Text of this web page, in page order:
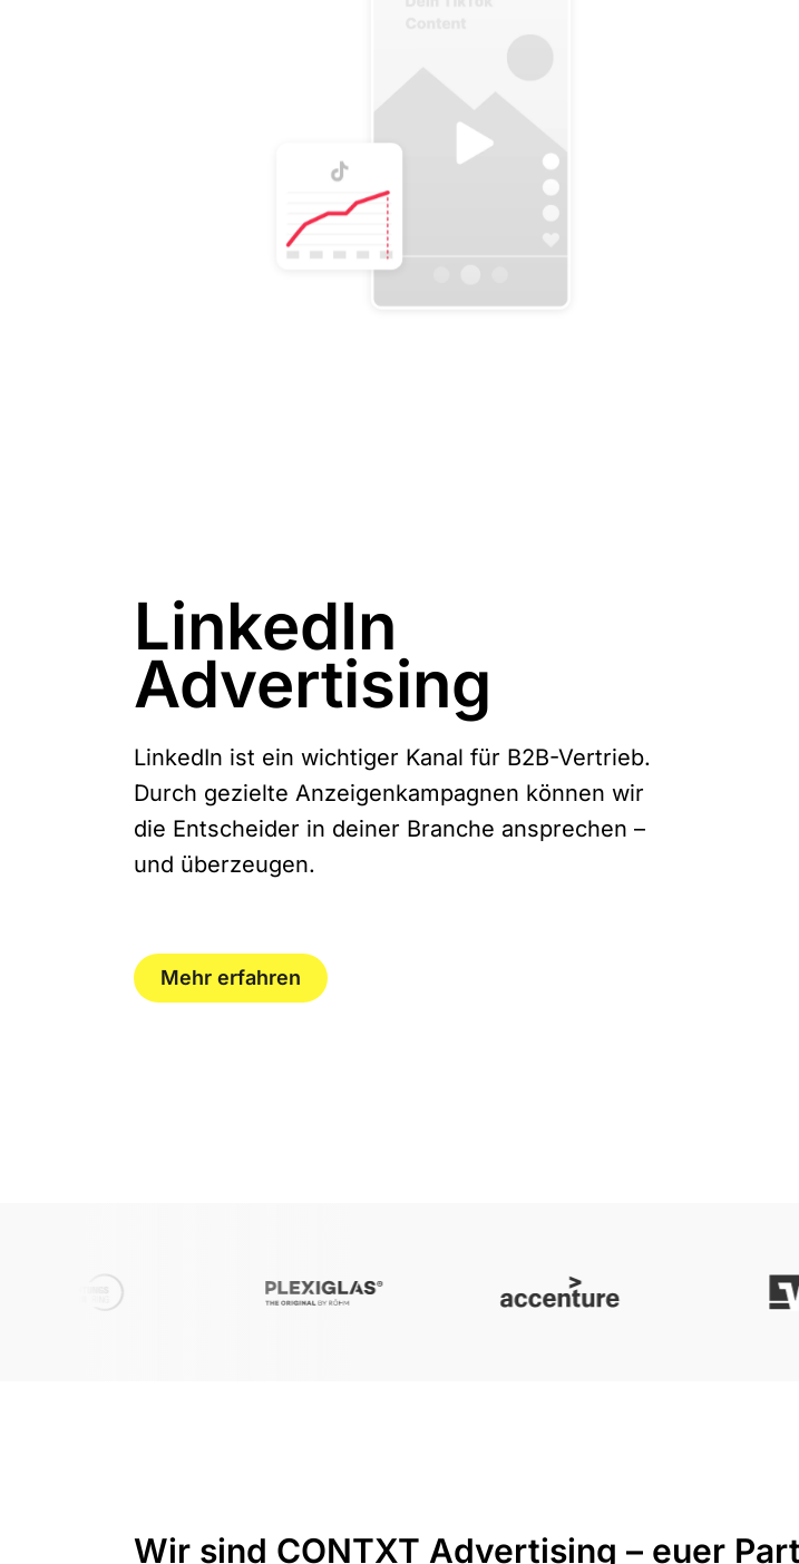
LinkedIn
Advertising
LinkedIn ist ein wichtiger Kanal für B2B-Vertrieb.
Durch gezielte Anzeigenkampagnen können wir
die Entscheider in deiner Branche ansprechen –
und überzeugen.
Mehr erfahren
Wir sind CONTXT Advertising – euer